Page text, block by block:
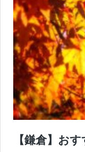
【鎌倉】お